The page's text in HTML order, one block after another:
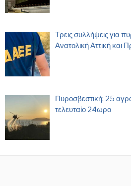
Τρεις συλλήψεις για
Ανατολική Αττική και
Πυροσβεστική: 25
τελευταίο 24ωρο